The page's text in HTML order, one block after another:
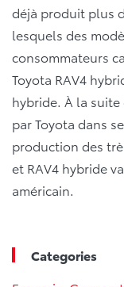
déjà produit plus
lesquels des
consommateurs
Toyota RAV4
hybride. À la
par Toyota dans
production des
et RAV4 hybride
américain.
Categories